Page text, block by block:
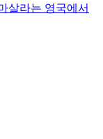
살라는 영국에서